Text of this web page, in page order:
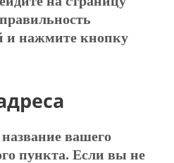
и нажмите кнопку
вашего
пункта. Если вы не